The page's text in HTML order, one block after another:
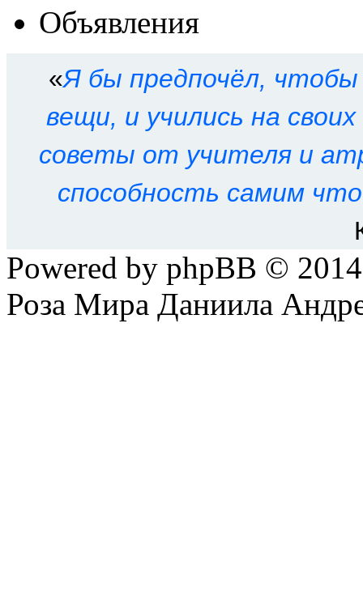
Объявления
«Я бы предпочёл,
вещи, и учились на
советы от учителя и
способность самим
Powered by phpBB ©
Роза Мира Даниила